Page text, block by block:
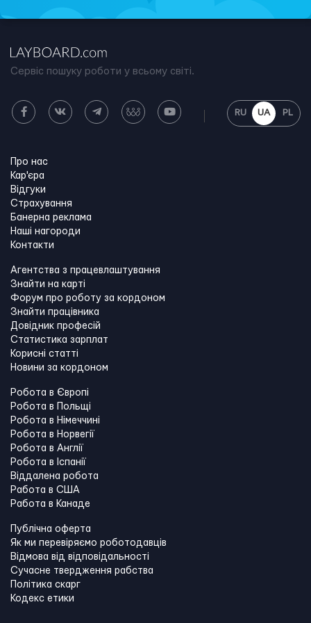
Сервіс пошуку роботи у всьому світі.
RU UA PL
Про нас
Кар'єра
Відгуки
Страхування
Банерна реклама
Наші нагороди
Контакти
Агентства з працевлаштування
Знайти на карті
Форум про роботу за кордоном
Знайти працівника
Довідник професій
Статистика зарплат
Корисні статті
Новини за кордоном
Робота в Європі
Робота в Польщі
Робота в Німеччині
Робота в Норвегії
Робота в Англії
Робота в Іспанії
Віддалена робота
Работа в США
Работа в Канадe
Публічна оферта
Як ми перевіряємо роботодавців
Відмова від відповідальності
Сучасне твердження рабства
Політика скарг
Кодекс етики